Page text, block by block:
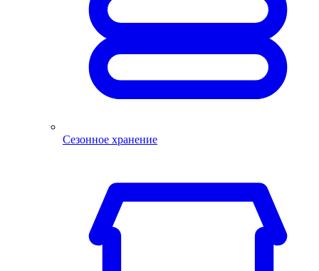
Сезонное хранение